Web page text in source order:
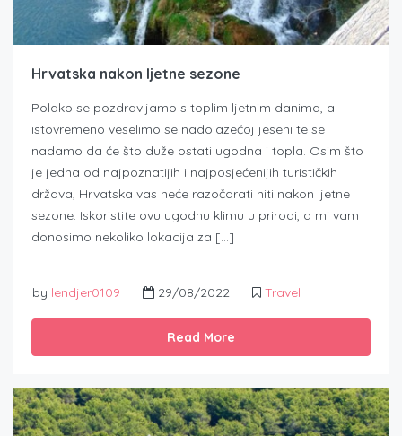
Hrvatska nakon ljetne sezone
Polako se pozdravljamo s toplim ljetnim danima, a
istovremeno veselimo se nadolazećoj jeseni te se
nadamo da će što duže ostati ugodna i topla. Osim što
je jedna od najpoznatijih i najposjećenijih turističkih
država, Hrvatska vas neće razočarati niti nakon ljetne
sezone. Iskoristite ovu ugodnu klimu u prirodi, a mi vam
donosimo nekoliko lokacija za […]
by lendjer0109 29/08/2022 Travel
Read More